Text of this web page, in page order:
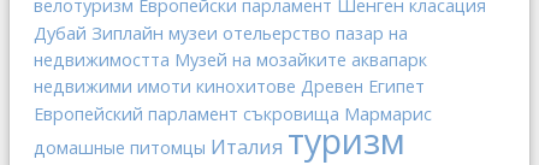
велотуризм Европейски парламент класация
Дубай Зиплайн музеи отельерство пазар на
недвижимостта Музей на мозайките аквапарк
недвижими имоти кинохитове Древен Египет
Европейский парламент съкровища Мармарис
домашные питомцы Италия туризм